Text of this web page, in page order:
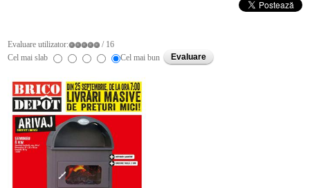
Evaluare utilizator:
/ 16
Cel mai slab
Cel mai bun